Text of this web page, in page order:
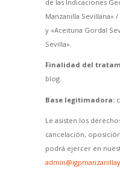
de las Indicaciones
Manzanilla Sevillana»
y «Aceituna Gordal
Sevilla».
Finalidad del
blog.
Base legitimadora:
Le asisten los
cancelación,
podrá ejercer en